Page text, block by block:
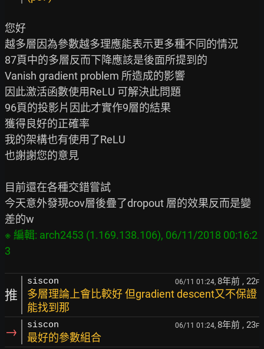
您好
越多層因為參數越多理應能表示更多種不同的情況
87頁中的多層反而下降應該是後面所提到的
Vanish gradient problem 所造成的影響
因此激活函數使用ReLU 可解決此問題
96頁的投影片因此才實作9層的結果
獲得良好的正確率
我的架構也有使用了ReLU
也謝謝您的意見
目前還在各種交錯嘗試
今天意外發現cov層後疊了dropout 層的效果反而是變
※ 編輯: arch2453 (1.169.138.106), 06/11/2018 00:16:2
推
siscon 06/11 01:24, 8年前 , 22F
多層理論上會比較好 但gradient descent又不保證
能找到那
→ siscon 06/11 01:24, 8年前 , 23F
最好的參數組合